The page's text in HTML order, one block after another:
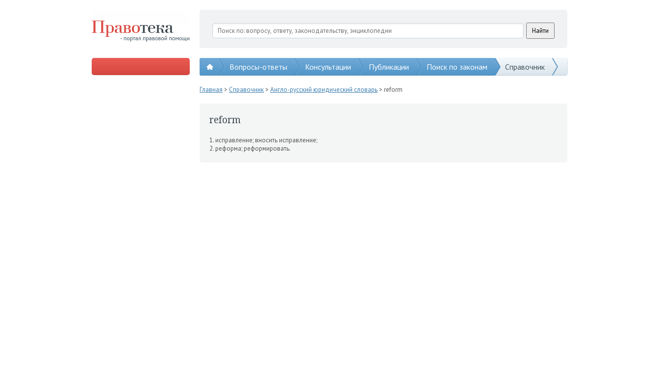
Вопросы-ответы Консультации Публикации Поиск по законам Справочник
Главная > Справочник> Англо-русский юридический словарь> reform
reform
1. исправление; вносить исп­равление;
2. реформа; реформиро­вать.